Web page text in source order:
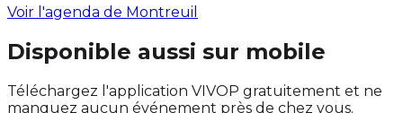
Voir l'agenda de Montreuil
Disponible aussi sur mobile
Téléchargez l'application VIVOP gratuitement et ne
manquez aucun événement près de chez vous.